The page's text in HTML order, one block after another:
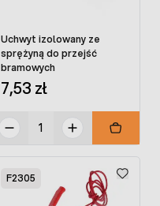
Uchwyt izolowany ze
sprężyną do przejść
bramowych
7,53 zł
F2305